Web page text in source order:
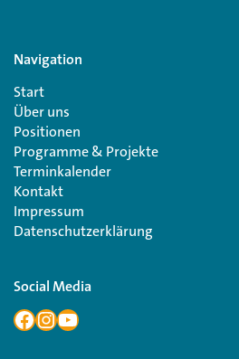
Navigation
Start
Über uns
Positionen
Programme & Projekte
Terminkalender
Kontakt
Impressum
Datenschutzerklärung
Social Media